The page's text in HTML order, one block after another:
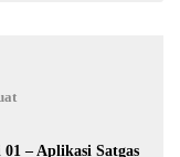
– Aplikasi Satgas